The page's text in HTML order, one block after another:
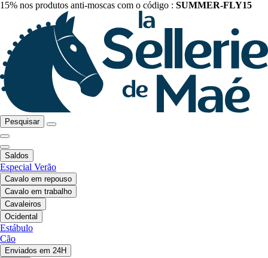
15% nos produtos anti-moscas com o código : SUMMER-FLY15
Pesquisar
Saldos
Especial Verão
Cavalo em repouso
Cavalo em trabalho
Cavaleiros
Ocidental
Estábulo
Cão
Enviados em 24H